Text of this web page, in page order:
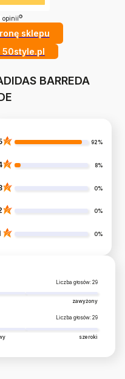
opinii ?
sklepu
50style.pl
BARREDA
92%
8%
0%
0%
0%
Liczba głosów: 29
zawyżony
Liczba głosów: 29
szeroki